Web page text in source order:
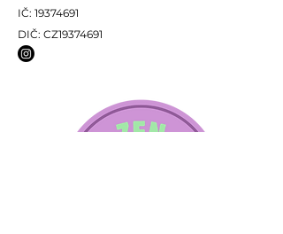
IČ: 19374691
DIČ: CZ19374691